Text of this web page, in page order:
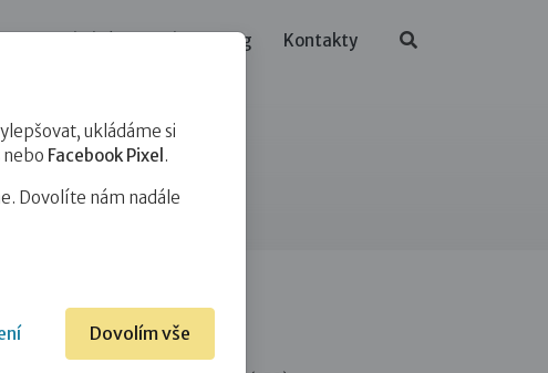
Blog Kontakty
Rubriky
ukládáme si
nebo Facebook Pixel .
Dovolíte nám nadále
Dovolím vše